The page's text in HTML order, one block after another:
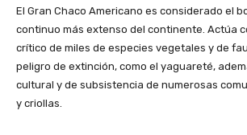
El Gran Chaco Americano es considerado el
continuo más extenso del continente. Actúa
crítico de miles de especies vegetales y de
peligro de extinción, como el yaguareté,
cultural y de subsistencia de numerosas
y criollas.